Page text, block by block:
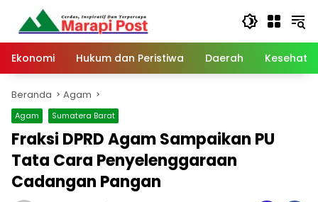
Langsung
konten
Ekonomi
Hukum dan Peristiwa Daerah
Beranda Agam
Agam Sumatera Barat
Fraksi DPRD Agam Sampaikan PU
Tata Cara Penyelenggaraan
Cadangan Pangan